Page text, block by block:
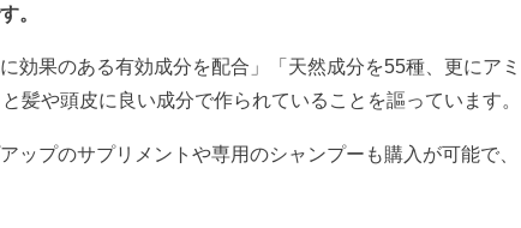
。
効果のある有効成分を配合」「天然成分を55種、更にアミ
髪や頭皮に良い成分で作られていることを謳っています。
ップのサプリメントや専用のシャンプーも購入が可能で、